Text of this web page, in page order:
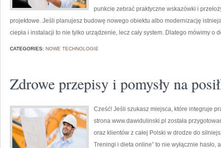
punkcie zebrać praktyczne wskazówki i
projektowe. Jeśli planujesz budowę nowego obiektu albo modernizację
ciepła i instalacji to nie tylko urządzenie, lecz cały system. Dlatego mówimy o
CATEGORIES: NOWE TECHNOLOGIE
Zdrowe przepisy i pomysły na
Cześć! Jeśli szukasz miejsca, które integruje
strona www.dawidulinski.pl została
oraz klientów z całej Polski w drodze do
Treningi i dieta online” to nie wyłącznie